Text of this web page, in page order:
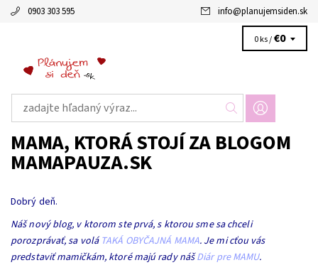
0903 303 595 info@planujemsiden.sk
0 ks /€0
MAMA, KTORÁ STOJÍ ZA BLOGOM
MAMAPAUZA.SK
Dobrý deň.
Náš nový blog, v ktorom ste prvá, s ktorou sme sa chceli
porozprávať, sa volá TAKÁ OBYČAJNÁ MAMA. Je mi cťou vás
predstaviť mamičkám, ktoré majú rady nášDiár pre MAMU.